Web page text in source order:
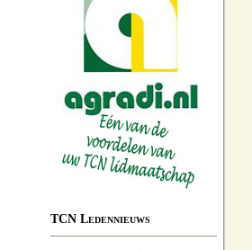
TCN Ledennieuws